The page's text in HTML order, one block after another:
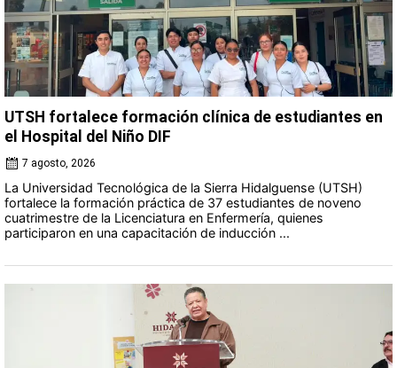
UTSH fortalece formación clínica de estudiantes en
el Hospital del Niño DIF
7 agosto, 2026
La Universidad Tecnológica de la Sierra Hidalguense (UTSH)
fortalece la formación práctica de 37 estudiantes de noveno
cuatrimestre de la Licenciatura en Enfermería, quienes
participaron en una capacitación de inducción ...